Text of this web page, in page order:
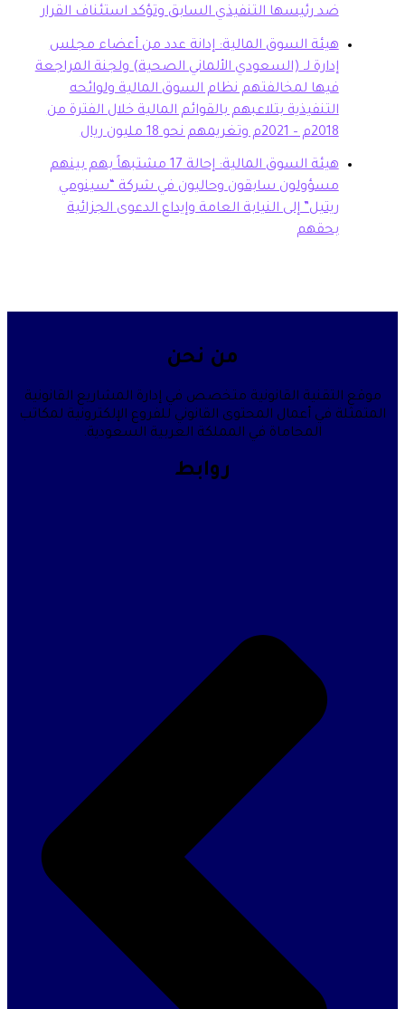
رئيسها التنفيذي السابق وتؤكد استئناف القرار
السوق المالية: إدانة عدد من أعضاء مجلس
لـ (السعودي الألماني الصحية) ولجنة المراجعة
لمخالفتهم نظام السوق المالية ولوائحه
بتلاعبهم بالقوائم المالية خلال الفترة من
هيئة السوق المالية: إحالة 17 مشتبهاً بهم بينهم
سابقون وحاليون في شركة “سينومي
إلى النيابة العامة وإيداع الدعوى الجزائية
القانونية متخصص في إدارة المشاريع القانونية
أعمال المحتوى القانوني للفروع الإلكترونية لمكاتب
المحاماة في المملكة العربية السعودية.